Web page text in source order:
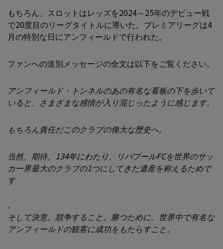
もちろん、スロットはレッズを2024～25年のデビュー戦
で20度目のリーグタイトルに導いた。プレミアリーグは4
月の特別な日にアンフィールドで行われた。
ファンへの送別メッセージの全文は以下をご覧ください。
アンフィールド・トンネルのあの有名な看板の下を歩いて
いると、さまざまな感情が入り混じったように感じます。
もちろん責任だこのクラブの偉大な歴史へ。
当然、期待。134年にわたり、リバプールFCを世界のサッ
カー界最大のクラブの1つにしてきた遺産を称えるためで
す
。
そして決意。競争すること。勝つために。世界中で有名な
アンフィールドの観客に成功をもたらすこと。